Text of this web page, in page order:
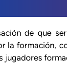
de que
la formación,
jugadores